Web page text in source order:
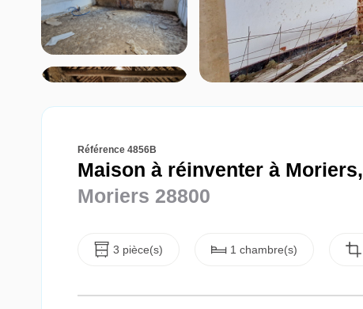
Référence 4856B
Maison à réinventer à Moriers,
Moriers 28800
3 pièce(s) 1 chambre(s)